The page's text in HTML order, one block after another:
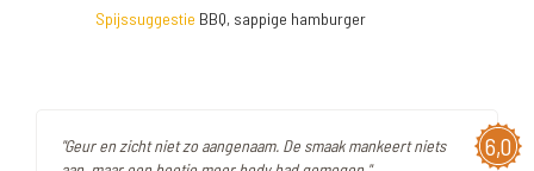
Spijssuggestie BBQ, sappige hamburger
6,0
"Geur en zicht niet zo aangenaam. De smaak mankeert niets